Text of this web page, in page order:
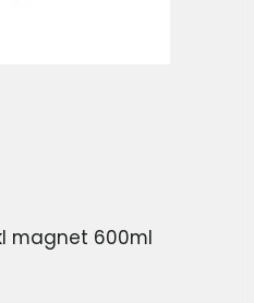
magnet 600ml